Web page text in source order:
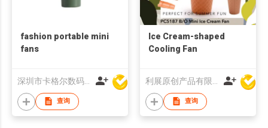
fashion portable mini
fans
深圳市卡格尔数码科技有限公司
查询
Ice Cream-shaped
Cooling Fan
查询